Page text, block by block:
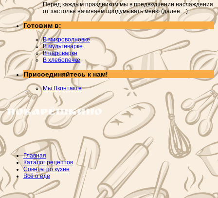
Перед каждым праздником мы в предвкушении наслаждения
от застолья начинаем продумывать меню (далее…)
Готовим в:
В микроволновке
В мультиварке
В пароварке
В хлебопечке
Присоединяйтесь к нам!
Мы Вконтакте
Главная
Каталог рецептов
Советы по кухне
Всё о еде